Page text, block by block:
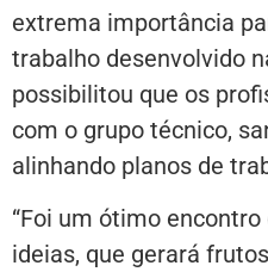
extrema importância
trabalho desenvolvido
possibilitou que os
com o grupo técnico,
alinhando planos de
“Foi um ótimo
ideias, que gerará